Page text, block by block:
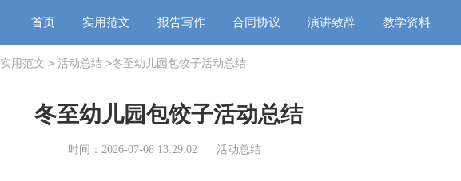
首页 实用范文 报告写作 合同协议 演讲致辞 教学资料
实用范文 > 活动总结 >冬至幼儿园包饺子活动总结
冬至幼儿园包饺子活动总结
时间：2026-07-08 13:29:02 活动总结